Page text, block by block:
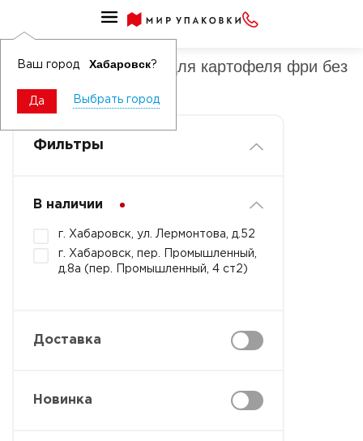
Ваш город Хабаровск?
Да Выбрать город
Упаковка картонная для картофеля фри без
Фильтры
В наличии
г. Хабаровск, ул. Лермонтова, д.52
г. Хабаровск, пер. Промышленный,
д.8а (пер. Промышленный, 4 ст2)
Доставка
Новинка